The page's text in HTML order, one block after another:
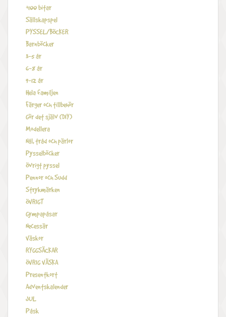
+100 bitar
Sällskapspel
PYSSEL/BÖCKER
Barnböcker
3-5 år
6-8 år
9-12 år
Hela familjen
Färger och tillbehör
Gör det själv (DIY)
Modellera
Nål, tråd och pärlor
Pysselböcker
Övrigt pyssel
Pennor och Sudd
Strykmärken
ÖVRIGT
Gympapåsar
Necessär
Väskor
RYGGSÄCKAR
ÖVRIG VÄSKA
Presentkort
Adventskalender
JUL
Påsk